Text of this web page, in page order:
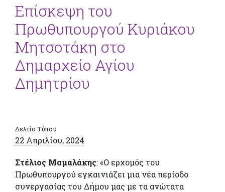
Επίσκεψη του
Πρωθυπουργού Κυριάκου
Μητσοτάκη στο
Δημαρχείο Αγίου
Δημητρίου
Δελτίο Τύπου
22 Απριλίου, 2024
Στέλιος Μαμαλάκης: «Ο ερχομός του
Πρωθυπουργού εγκαινιάζει μια νέα περίοδο
συνεργασίας του Δήμου μας με τα ανώτατα